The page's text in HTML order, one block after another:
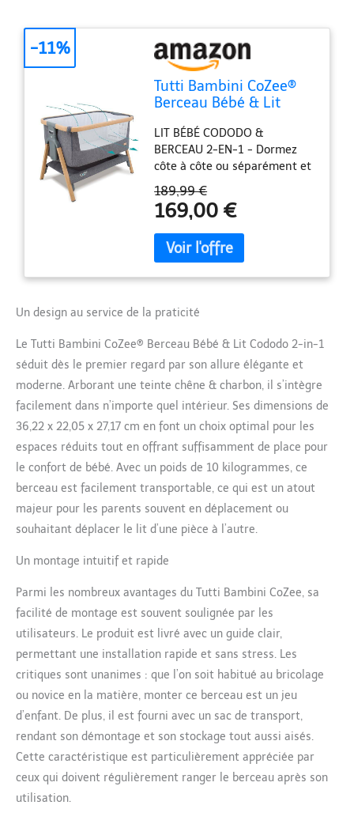
Tutti Bambini CoZee®
Berceau Bébé & Lit
Bébé avec Matelas
Respirant - 6 Hauteurs
Réglables - Fenêtre
D'Aération - Pliable - 0-
6 Mois (Chêne &
Charbon)
LIT BÉBÉ CODODO &
BERCEAU 2-EN-1 - Dormez
côte à côte ou séparément et
en toute sécurité, de la
naissance à 6 mois, avec le
CoZee, notre lit pliant bébé
polyvalent pour cododo ou
voyage ; il allie design
moderne et matériaux haut
de gamme et s'intègre
chambre de bébé
EN 30 SECONDES - Grâce à
son mécanisme de pliage
rapide innovant, le berceau
cododo se monte en un clin
d’œil ; Les pieds effet bois se
verrouillent fermement pour
une stabilité optimale PRÊT
POUR LE VOYAGE - Le lit bébé
avec matelas respirant de
qualité supérieure CoZee est
léger (10 kg) et facile à
transporter, un sac de
bébé reste à l'aise partout où
MATELAS AJUSTABLES - Le
berceau pliable propose 6
niveaux de hauteur (de 48 à
65 cm environ) pour s'adapter
à la plupart des lits ; Fixez-le
solidement à votre lit à l'aide
des sangles de sécurité
fournies AIDE À SOULAGER
REFLUX & CONGESTION -
Doté d'une fenêtre en maille
respirante et d'un mode
incliné, le berceau portable
189,99 €
169,00 €
-11%
Un design au service de la praticité
Le Tutti Bambini CoZee® Berceau Bébé & Lit Cododo 2-in-1
séduit dès le premier regard par son allure élégante et
moderne. Arborant une teinte chêne & charbon, il s’intègre
facilement dans n’importe quel intérieur. Ses dimensions de
36,22 x 22,05 x 27,17 cm en font un choix optimal pour les
espaces réduits tout en offrant suffisamment de place pour
le confort de bébé. Avec un poids de 10 kilogrammes, ce
berceau est facilement transportable, ce qui est un atout
majeur pour les parents souvent en déplacement ou
souhaitant déplacer le lit d’une pièce à l’autre.
Un montage intuitif et rapide
Parmi les nombreux avantages du Tutti Bambini CoZee, sa
facilité de montage est souvent soulignée par les
utilisateurs. Le produit est livré avec un guide clair,
permettant une installation rapide et sans stress. Les
critiques sont unanimes : que l’on soit habitué au bricolage
ou novice en la matière, monter ce berceau est un jeu
d’enfant. De plus, il est fourni avec un sac de transport,
rendant son démontage et son stockage tout aussi aisés.
Cette caractéristique est particulièrement appréciée par
ceux qui doivent régulièrement ranger le berceau après son
utilisation.